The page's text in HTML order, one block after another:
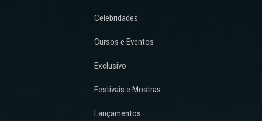
Celebridades
Cursos e Eventos
Exclusivo
Festivais e Mostras
Lançamentos